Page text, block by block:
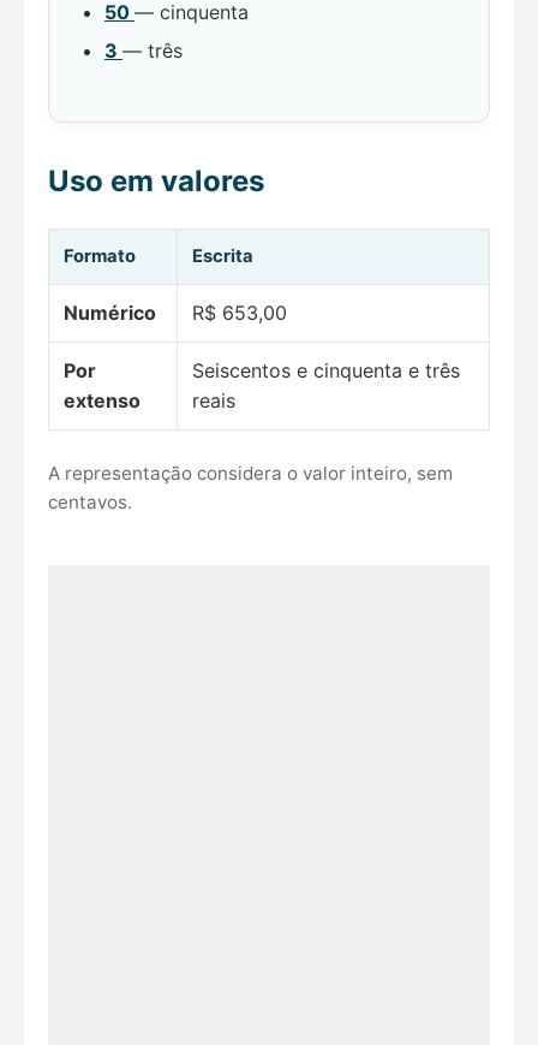
50 — cinquenta
3 — três
Uso em valores
Formato Escrita
Numérico R$ 653,00
Por
extenso
Seiscentos e cinquenta e três
reais
A representação considera o valor inteiro, sem
centavos.